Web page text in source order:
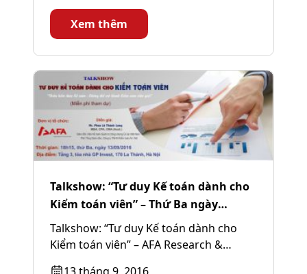
Xem thêm
Talkshow: “Tư duy Kế toán dành cho
Kiểm toán viên” – Thứ Ba ngày
13/9/2016
Talkshow: “Tư duy Kế toán dành cho
Kiểm toán viên” – AFA Research &